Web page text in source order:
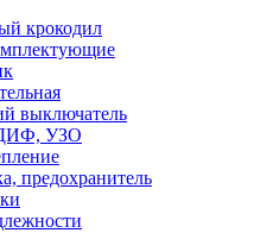
крокодил
выключатель
УЗО
предохранитель